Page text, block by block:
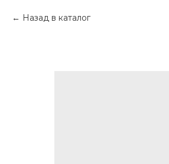
Назад в каталог